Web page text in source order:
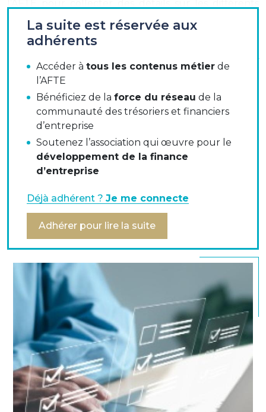
scénarios de fraude aux paiements qu’ils ont pu
rencontrer ces dernières années.
TOUS UNIS CONTRE LA
FRAUDE, nous comptons sur votre participation et
vous en remercions d’avance.
C’est en partageant expériences et bonnes pratiques
que nous serons plus fort contre les fraudeurs !
Le traitement des réponses sera bien sûr
complètement anonymisé et confidentiel.
La suite est réservée aux
adhérents
Accéder à tous les contenus métier de
l’AFTE
Bénéficiez de la force du réseau de la
communauté des trésoriers et financiers
d’entreprise
Soutenez l’association qui œuvre pour le
développement de la finance
d’entreprise
Déjà adhérent ? Je me connecte
Adhérer pour lire la suite